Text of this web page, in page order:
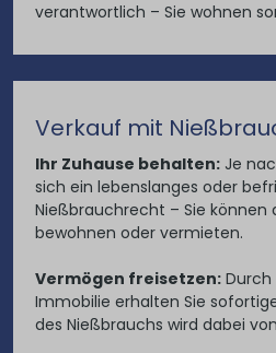
verantwortlich – Sie wohnen
Verkauf mit
Ihr Zuhause behalten: Je
sich ein lebenslanges oder
Nießbrauchrecht – Sie können
bewohnen oder vermieten.
Vermögen freisetzen: Durch
Immobilie erhalten Sie
des Nießbrauchs wird dabei